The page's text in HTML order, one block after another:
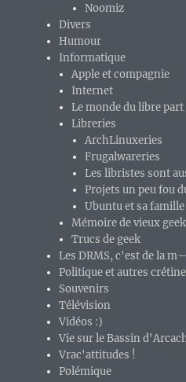
Noomiz
Divers
Humour
Informatique
Apple et compagnie
Internet
Le monde du libre part
Libreries
ArchLinuxeries
Frugalwareries
Les libristes sont
Projets un peu fou
Ubuntu et sa
Mémoire de vieux geek
Trucs de geek
Les DRMS, c'est de la
Politique et autres
Souvenirs
Télévision
Vidéos :)
Vie sur le Bassin
Vrac'attitudes !
Polémique